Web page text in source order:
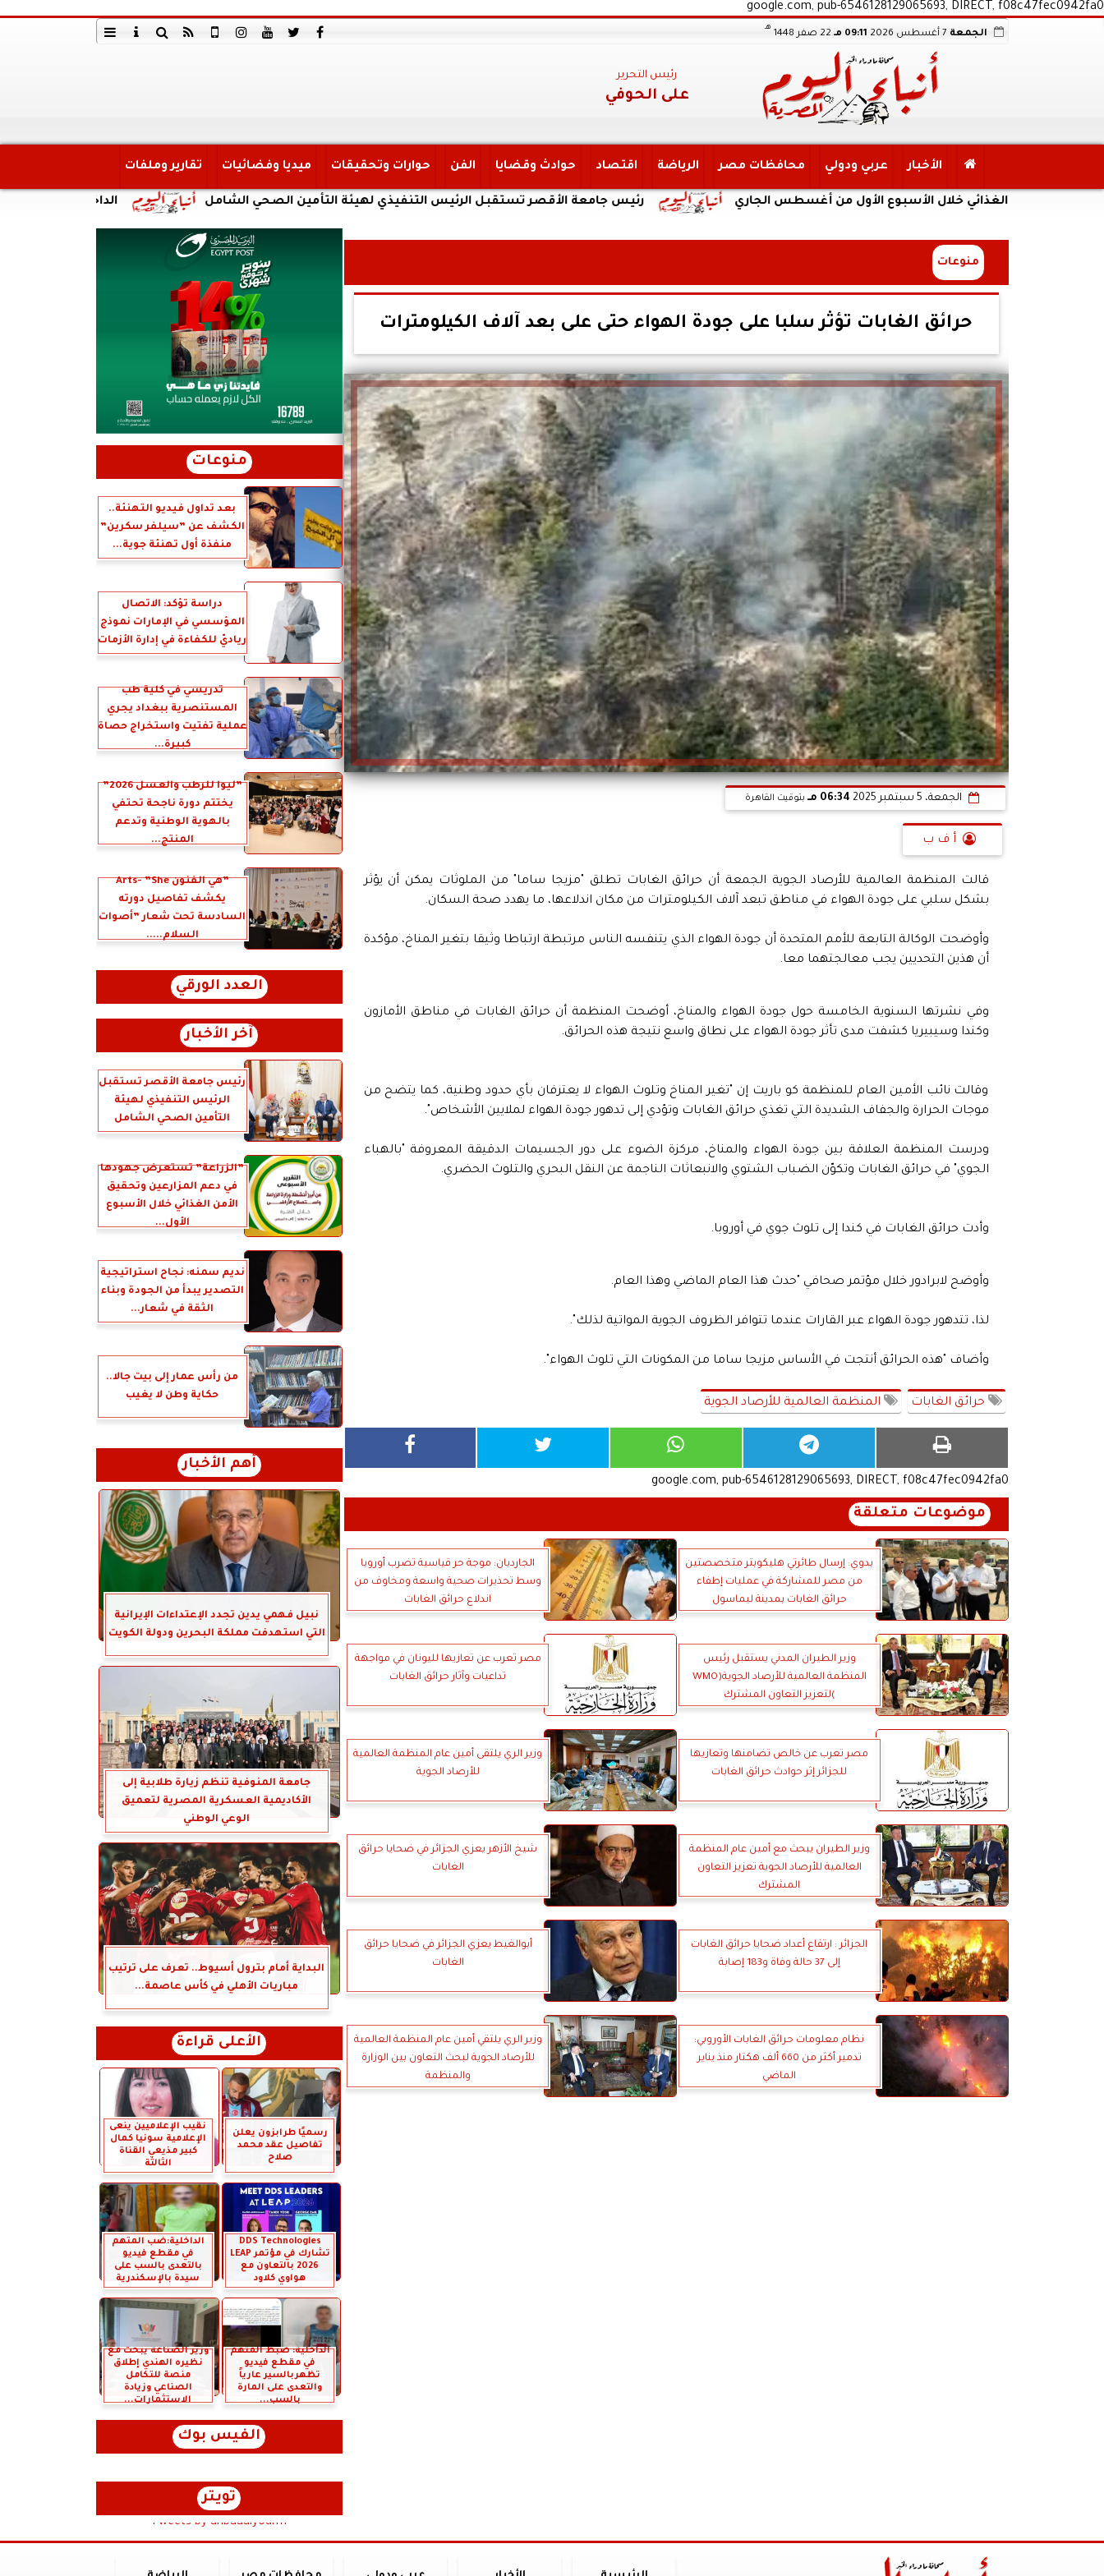
google.com, pub-6546128129065693, DIRECT, f08c47fec0942fa0
الجمعة 09:11 مـ 22 صفر 1448
هـ
رئيس التحرير
على الحوفي
الأخبار عربي ودولي محافظات مصر الرياضة اقتصاد حوادث وقضايا الفن حوارات وتحقيقات ميديا وفضائيات تقارير وملفات
الداخلية: ضبط أحد الأشخاص رئيس جامعة الأقصر تستقبل الرئيس التنفيذي لهيئة التأمين الصحي الشامل الغذائي خلال الأسبوع الأول من أغسطس الجاري
منوعات
حرائق الغابات تؤثر سلبا على جودة الهواء حتى على بعد آلاف الكيلومترات
الجمعة، 5 سبتمبر 2025 06:34 مـ بتوقيت القاهرة
أ ف ب
قالت المنظمة العالمية للأرصاد الجوية الجمعة أن حرائق الغابات تطلق "مزيجا ساما" من الملوثات يمكن أن يؤثر
بشكل سلبي على جودة الهواء في مناطق تبعد آلاف الكيلومترات من مكان اندلاعها، ما يهدد صحة السكان.
وأوضحت الوكالة التابعة للأمم المتحدة أن جودة الهواء الذي يتنفسه الناس مرتبطة ارتباطا وثيقا بتغير المناخ، مؤكدة
أن هذين التحديين يجب معالجتهما معا.
وفي نشرتها السنوية الخامسة حول جودة الهواء والمناخ، أوضحت المنظمة أن حرائق الغابات في مناطق الأمازون
وكندا وسيبيريا كشفت مدى تأثر جودة الهواء على نطاق واسع نتيجة هذه الحرائق.
وقالت نائب الأمين العام للمنظمة كو باريت إن "تغير المناخ وتلوث الهواء لا يعترفان بأي حدود وطنية، كما يتضح من
موجات الحرارة والجفاف الشديدة التي تغذي حرائق الغابات وتؤدي إلى تدهور جودة الهواء لملايين الأشخاص".
ودرست المنظمة العلاقة بين جودة الهواء والمناخ، مركزة الضوء على دور الجسيمات الدقيقة المعروفة "بالهباء
الجوي" في حرائق الغابات وتكوّن الضباب الشتوي والانبعاثات الناجمة عن النقل البحري والتلوث الحضري.
وأدت حرائق الغابات في كندا إلى تلوث جوي في أوروبا.
وأوضح لابرادور خلال مؤتمر صحافي "حدث هذا العام الماضي وهذا العام.
لذا، تتدهور جودة الهواء عبر القارات عندما تتوافر الظروف الجوية المواتية لذلك".
وأضاف "هذه الحرائق أنتجت في الأساس مزيجا ساما من المكونات التي تلوث الهواء".
حرائق الغابات المنظمة العالمية للأرصاد الجوية
google.com, pub-6546128129065693, DIRECT, f08c47fec0942fa0
موضوعات متعلقة
بدوي: إرسال طائرتي هليكوبتر متخصصتين
من مصر للمشاركة في عمليات إطفاء
حرائق الغابات بمدينة ليماسول
الجارديان: موجة حر قياسية تضرب أوروبا
وسط تحذيرات صحية واسعة ومخاوف من
اندلاع حرائق الغابات
وزير الطيران المدني يستقبل رئيس
المنظمة العالمية للأرصاد الجوية(WMO
)لتعزيز التعاون المشترك
مصر تعرب عن تعازيها لليونان في مواجهة
تداعيات وآثار حرائق الغابات
مصر تعرب عن خالص تضامنها وتعازيها
للجزائر إثر حوادث حرائق الغابات
وزير الري يلتقى أمين عام المنظمة العالمية
للأرصاد الجوية
وزير الطيران يبحث مع أمين عام المنظمة
العالمية للأرصاد الجوية تعزيز التعاون
المشترك
شيخ الأزهر يعزي الجزائر في ضحايا حرائق
الغابات
الجزائر : ارتفاع أعداد ضحايا حرائق الغابات
إلى 37 حالة وفاة و183 إصابة
أبوالغيط يعزي الجزائر في ضحايا حرائق
الغابات
نظام معلومات حرائق الغابات الأوروبي:
تدمير أكثر من 660 ألف هكتار منذ يناير
الماضي
وزير الري يلتقي أمين عام المنظمة العالمية
للأرصاد الجوية لبحث التعاون بين الوزارة
والمنظمة
منوعات
بعد تداول فيديو التهنئة..
الكشف عن ”سيلفر سكرين”
منفذة أول تهنئة جوية...
دراسة تؤكد: الاتصال
المؤسسي في الإمارات نموذج
رياديّ للكفاءة في إدارة الأزمات
تدريسي في كلية طب
المستنصرية ببغداد يجري
عملية تفتيت واستخراج حصاة
كبيرة...
”ليوا للرطب والعسل 2026”
يختتم دورة ناجحة تحتفي
بالهوية الوطنية وتدعم
المنتج...
”هي الفنون Arts- ”She
يكشف تفاصيل دورته
السادسة تحت شعار ”أصوات
السلام.....
العدد الورقي
آخر الأخبار
رئيس جامعة الأقصر تستقبل
الرئيس التنفيذي لهيئة
التأمين الصحي الشامل
”الزراعة” تستعرض جهودها
في دعم المزارعين وتحقيق
الأمن الغذائي خلال الأسبوع
الأول...
نديم سمنه: نجاح استراتيجية
التصدير يبدأ من الجودة وبناء
الثقة في شعار...
من رأس عمار إلى بيت جالا..
حكاية وطن لا يغيب
أهم الأخبار
نبيل فهمي يدين تجدد الإعتداءات الإيرانية
التي استهدفت مملكة البحرين ودولة الكويت
جامعة المنوفية تنظم زيارة طلابية إلى
الأكاديمية العسكرية المصرية لتعميق
الوعي الوطني
البداية أمام بترول أسيوط.. تعرف على ترتيب
مباريات الأهلي في كأس عاصمة...
الأعلى قراءة
رسميًا طرابزون يعلن
تفاصيل عقد محمد
صلاح
نقيب الإعلاميين ينعى
الإعلامية سونيا كمال
كبير مذيعي القناة
الثالثة
DDS Technologies
تشارك في مؤتمر LEAP
2026 بالتعاون مع
هواوي كلاود
الداخلية:ضب المتهم
في مقطع فيديو
بالتعدى بالسب على
سيدة بالإسكندرية
الداخلية: ضبط المتهم
في مقطع فيديو
تظهربالسير عارياً
والتعدى على المارة
بالسب...
وزير الصناعة يبحث مع
نظيره الهندي إطلاق
منصة للتكامل
الصناعي وزيادة
الاستثمارات...
الفيس بوك
تويتر
Tweets by anbaaalyoum1